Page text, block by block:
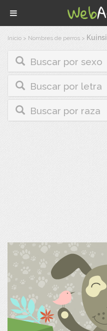
Inicio > Nombres de perros > Kuinsi
Buscar por sexo
Buscar por letra
Buscar por raza